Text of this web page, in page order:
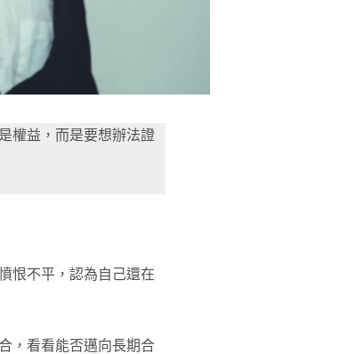
權益，而是要想辦法證
恨不平，認為自己還在
，看看能否邁向長期合